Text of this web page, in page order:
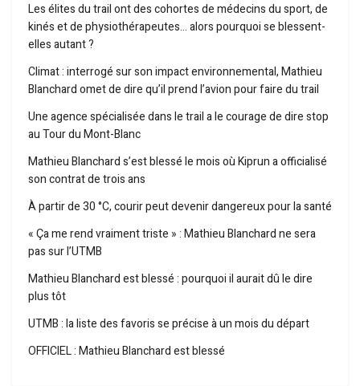
Les élites du trail ont des cohortes de médecins du sport, de
kinés et de physiothérapeutes… alors pourquoi se blessent-
elles autant ?
Climat : interrogé sur son impact environnemental, Mathieu
Blanchard omet de dire qu’il prend l’avion pour faire du trail
Une agence spécialisée dans le trail a le courage de dire stop
au Tour du Mont-Blanc
Mathieu Blanchard s’est blessé le mois où Kiprun a officialisé
son contrat de trois ans
À partir de 30 °C, courir peut devenir dangereux pour la santé
« Ça me rend vraiment triste » : Mathieu Blanchard ne sera
pas sur l’UTMB
Mathieu Blanchard est blessé : pourquoi il aurait dû le dire
plus tôt
UTMB : la liste des favoris se précise à un mois du départ
OFFICIEL : Mathieu Blanchard est blessé